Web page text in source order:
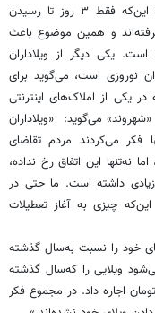
به‌سال گذشته افزایش ‏داده‌اند. اکنون با توجه به این‌که فقط ٣ روز تا رسیدن
ویلاها ‏اجاره نرفته‌اند و همین موضوع باعث
یکی ‏دیگر از ویلاداران
نوروزی است، می‌گوید برای
یکی از املاک‌های اینترنتی
می‌گوید: «ویلاداران
فکر می‌کردند مردم تقاضای
نه‌تنها ‏این اتفاق رخ نداده،
داشته است. ما حتی در
چیزی به آغاز تعطیلات
خود را نسبت به‌سال گذشته
ویلایی را که‌سال گذشته
تومان اجاره داد. در مجموع فکر